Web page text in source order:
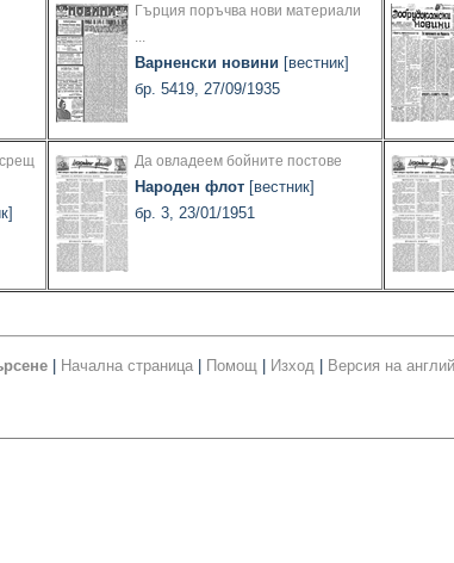
Гърция поръчва нови материали
...
Варненски новини [вестник]
бр. 5419, 27/09/1935
Да овладеем бойните постове
Народен флот [вестник]
бр. 3, 23/01/1951
Начална страница Помощ Изход Версия на